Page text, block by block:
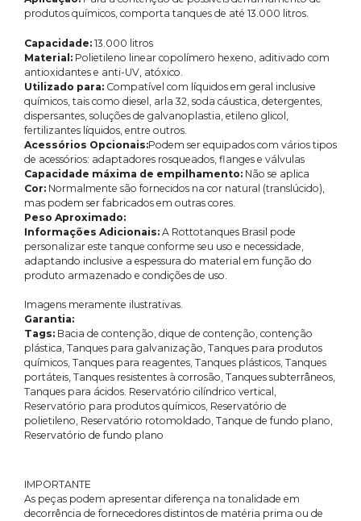
produtos químicos, comporta tanques de até 13.000 litros.
Capacidade: 13.000 litros
Material: Polietileno linear copolímero hexeno, aditivado com
antioxidantes e anti-UV, atóxico.
Utilizado para: Compatível com líquidos em geral inclusive
químicos, tais como diesel, arla 32, soda cáustica, detergentes,
dispersantes, soluções de galvanoplastia, etileno glicol,
fertilizantes líquidos, entre outros.
Acessórios Opcionais:Podem ser equipados com vários tipos
de acessórios: adaptadores rosqueados, flanges e válvulas
Capacidade máxima de empilhamento: Não se aplica
Cor: Normalmente são fornecidos na cor natural (translúcido),
mas podem ser fabricados em outras cores.
Peso Aproximado:
Informações Adicionais: A Rottotanques Brasil pode
personalizar este tanque conforme seu uso e necessidade,
adaptando inclusive a espessura do material em função do
produto armazenado e condições de uso.
Imagens meramente ilustrativas.
Garantia:
Tags: Bacia de contenção, dique de contenção, contenção
plástica, Tanques para galvanização, Tanques para produtos
químicos, Tanques para reagentes, Tanques plásticos, Tanques
portáteis, Tanques resistentes à corrosão, Tanques subterrâneos,
Tanques para ácidos. Reservatório cilíndrico vertical,
Reservatório para produtos químicos, Reservatório de
polietileno, Reservatório rotomoldado, Tanque de fundo plano,
Reservatório de fundo plano
IMPORTANTE
As peças podem apresentar diferença na tonalidade em
decorrência de fornecedores distintos de matéria prima ou de